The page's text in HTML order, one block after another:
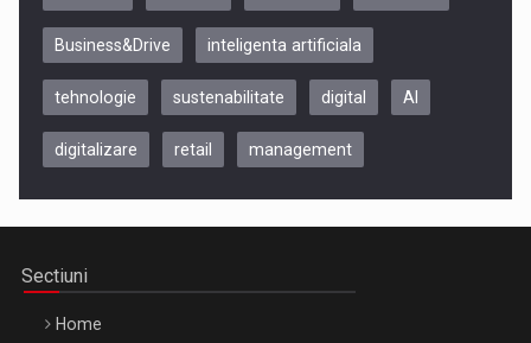
Be Inspired. Make it Happen!, CLUJ, 9 Decembrie
Business&Drive inteligenta artificiala
tehnologie sustenabilitate digital AI
digitalizare retail management
Sectiuni
Home